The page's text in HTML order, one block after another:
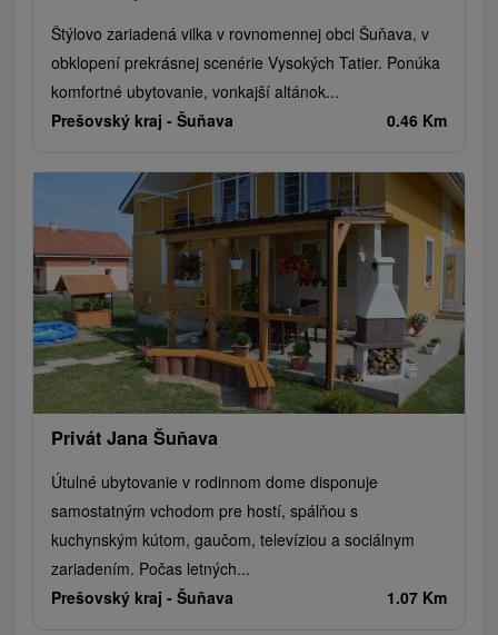
Štýlovo zariadená vilka v rovnomennej obci Šuňava, v
obklopení prekrásnej scenérie Vysokých Tatier. Ponúka
komfortné ubytovanie, vonkajší altánok...
Prešovský kraj - Šuňava 0.46 Km
Privát Jana Šuňava
Útulné ubytovanie v rodinnom dome disponuje
samostatným vchodom pre hostí, spálňou s
kuchynským kútom, gaučom, televíziou a sociálnym
zariadením. Počas letných...
Prešovský kraj - Šuňava 1.07 Km